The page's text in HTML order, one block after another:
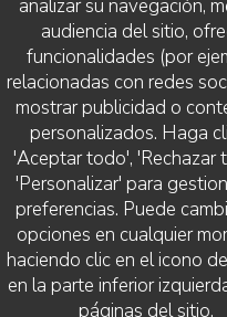
audiencia del sitio,
funcionalidades (por
relacionadas con redes
mostrar publicidad o
personalizados. Haga
'Aceptar todo', 'Rechazar
'Personalizar' para
preferencias. Puede
opciones en cualquier
haciendo clic en el icono
en la parte inferior
páginas del sitio.
Martin du Tertre
déjeuner
ultime trait d’union
bizarre de traverser les
vie que l’on célébrait, la
est fermé, à vendre. Les
Près de Sens, dans
Martin du Tertre
des parkings; du vide, de
Dernier lien social, voici
repris en décembre dernier